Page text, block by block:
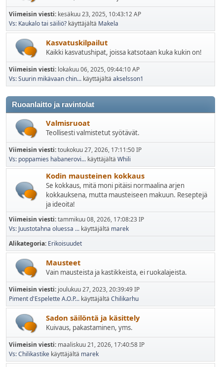
Viimeisin viesti: kesäkuu 23, 2025, 10:43:12 AP
Vs: Kaukalo tai säiliö? käyttäjältä Makela
Kasvatuskilpailut
Kaikki kasvatushipat, joissa katsotaan kuka kukin on!
Viimeisin viesti: lokakuu 06, 2025, 09:44:10 AP
Vs: Suurin mikävaan chin... käyttäjältä akselsson1
Ruoanlaitto ja ravintolat
Valmisruoat
Teollisesti valmistetut syötävät.
Viimeisin viesti:toukokuu 27, 2026, 17:11:50 IP
Vs: poppamies habanerovi... käyttäjältä Whili
Kodin mausteinen kokkaus
Se kokkaus, mitä moni pitäisi normaalina arjen
kokkauksena, mutta mausteiseen makuun. Reseptejä
ja ideoita!
Viimeisin viesti:tammikuu 08, 2026, 17:08:23 IP
Vs: Juustotahna oluessa ... käyttäjältä marek
Alikategoria Erikoisuudet
Mausteet
Vain mausteista ja kastikkeista, ei ruokalajeista.
Viimeisin viesti: joulukuu 27, 2023, 20:39:49 IP
Piment d'Espelette A.O.P... käyttäjältä Chilikarhu
Sadon säilöntä ja käsittely
Kuivaus, pakastaminen, yms.
Viimeisin viesti: maaliskuu 21, 2026, 17:40:58 IP
Vs: Chilikastike käyttäjältä marek